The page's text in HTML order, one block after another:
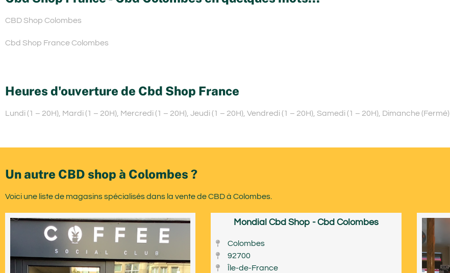
CBD Shop Colombes
Cbd Shop France Colombes
Heures d'ouverture de Cbd Shop France
Lundi (1 – 20H), Mardi (1 – 20H), Mercredi (1 – 20H), Jeudi (1 – 20H), Vendredi (1 – 20H), Samedi (1 – 20H), Dimanche (Fermé)
Un autre CBD shop à Colombes ?
Voici une liste de magasins spécialisés dans la vente de CBD à Colombes.
Mondial Cbd Shop - Cbd Colombes
Colombes
92700
Île-de-France